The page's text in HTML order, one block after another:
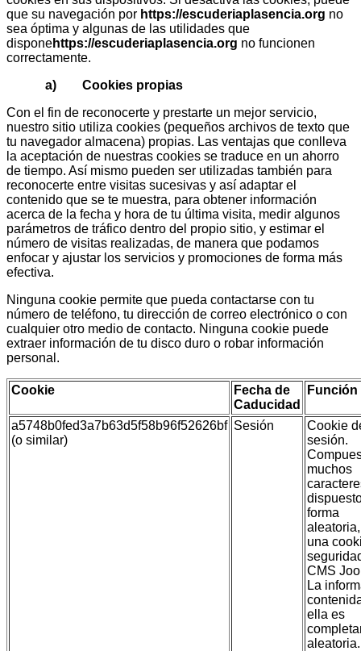
que su navegación por https://escuderiaplasencia.org no
sea óptima y algunas de las utilidades que
disponehttps://escuderiaplasencia.org no funcionen
correctamente.
a) Cookies propias
Con el fin de reconocerte y prestarte un mejor servicio,
nuestro sitio utiliza cookies (pequeños archivos de texto que
tu navegador almacena) propias. Las ventajas que conlleva
la aceptación de nuestras cookies se traduce en un ahorro
de tiempo. Así mismo pueden ser utilizadas también para
reconocerte entre visitas sucesivas y así adaptar el
contenido que se te muestra, para obtener información
acerca de la fecha y hora de tu última visita, medir algunos
parámetros de tráfico dentro del propio sitio, y estimar el
número de visitas realizadas, de manera que podamos
enfocar y ajustar los servicios y promociones de forma más
efectiva.
Ninguna cookie permite que pueda contactarse con tu
número de teléfono, tu dirección de correo electrónico o con
cualquier otro medio de contacto. Ninguna cookie puede
extraer información de tu disco duro o robar información
personal.
Cookie
Fecha de
Caducidad
Función
a5748b0fed3a7b63d5f58b96f52626bf
(o similar)
Sesión
Cookie
sesión.
muchos
forma
una
CMS
La
ella es
aleatoria.